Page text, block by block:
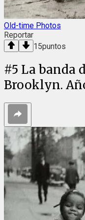
Old-time Photos
Reportar
15puntos
#5 La banda
Brooklyn.